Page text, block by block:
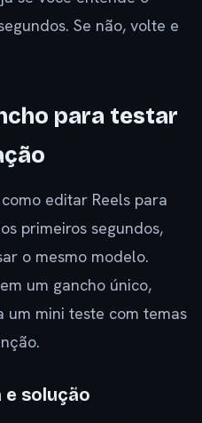
Se não, volte e
para testar
editar Reels para
primeiros segundos,
o mesmo modelo.
um gancho único,
um mini teste com temas
e solução